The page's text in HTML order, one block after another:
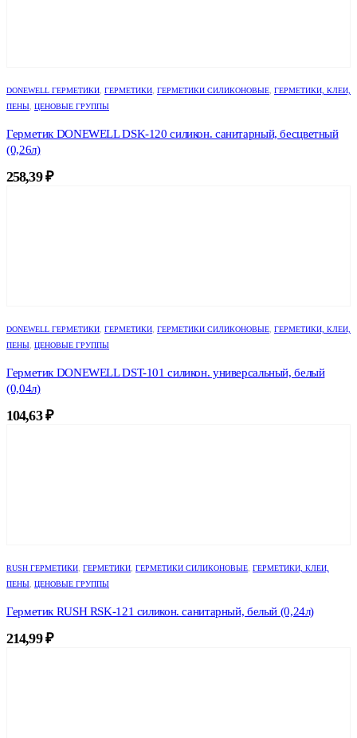
DONEWELL ГЕРМЕТИКИ ГЕРМЕТИКИ ГЕРМЕТИКИ СИЛИКОНОВЫЕ ГЕРМЕТИКИ, КЛЕИ,
ПЕНЫ ЦЕНОВЫЕ ГРУППЫ
Герметик DONEWELL DSK-120 силикон. санитарный, бесцветный
(0,26л)
258,39₽
DONEWELL ГЕРМЕТИКИ ГЕРМЕТИКИ ГЕРМЕТИКИ СИЛИКОНОВЫЕ ГЕРМЕТИКИ, КЛЕИ,
ПЕНЫ ЦЕНОВЫЕ ГРУППЫ
Герметик DONEWELL DST-101 силикон. универсальный, белый
(0,04л)
104,63₽
RUSH ГЕРМЕТИКИ ГЕРМЕТИКИ ГЕРМЕТИКИ СИЛИКОНОВЫЕ ГЕРМЕТИКИ, КЛЕИ,
ПЕНЫ ЦЕНОВЫЕ ГРУППЫ
Герметик RUSH RSK-121 силикон. санитарный, белый (0,24л)
214,99₽